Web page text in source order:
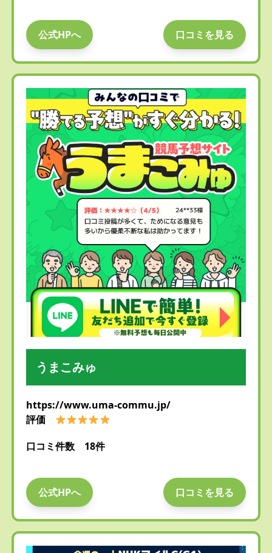
公式HPへ 口コミを見る
うまこみゅ
https://www.uma-commu.jp/
評価
口コミ件数 18件
公式HPへ 口コミを見る